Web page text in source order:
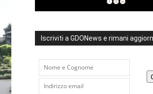
Iscriviti a GDONews e rimani